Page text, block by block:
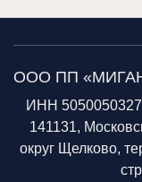
ООО ПП
ИНН
141131,
округ Щелково,